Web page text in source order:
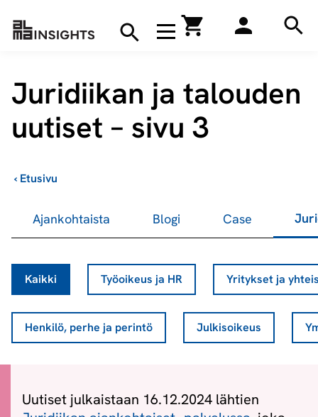
Avaa navigaatio
Hae
Juridiikan ja talouden
uutiset – sivu 3
Etusivu
›
Ajankohtaista Blogi Case
Kaikki Työoikeus ja HR Yritykset ja
Henkilö, perhe ja perintö Julkisoikeus
Uutiset julkaistaan 16.12.2024 lähtien